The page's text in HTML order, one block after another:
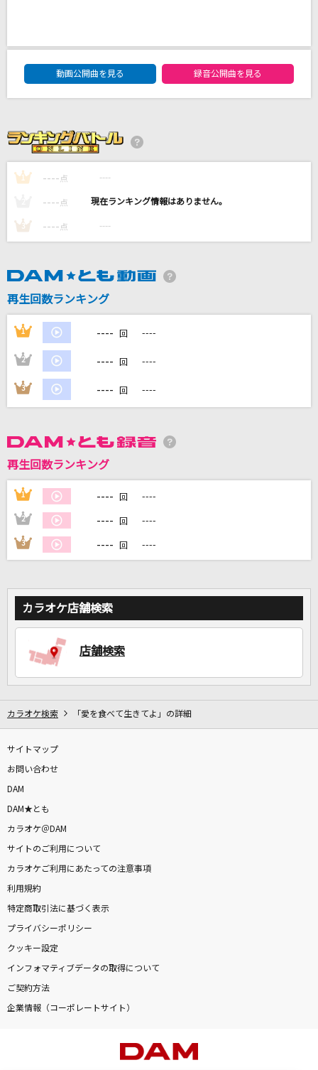
[生音]まっぴら御免
ロス・インディオス&シルヴィア
ガンパレード・マーチ～歌え友よ、力のかぎり
夜明けまで強がらなくてもいい
乃木坂46
DAMの新曲・ランキングなど
カラオケ最新情報をチェック！
カラオケをもっと楽しもう！
家族や友達と一緒に！練習にも！
DAM★ともボーカルエントリーランキング
動画公開曲を見る
録音公開曲を見る
1 ---- 点 ----
---- 点 ----
3 ---- 点 ----
再生回数ランキング
1 ---- 回 ----
2 ---- 回 ----
3 ---- 回 ----
再生回数ランキング
1 ---- 回 ----
2 ---- 回 ----
3 ---- 回 ----
カラオケ店舗検索
店舗検索
カラオケ検索 「愛を食べて生きてよ」の詳細
サイトマップ
お問い合わせ
DAM
DAM★とも
カラオケ＠DAM
サイトのご利用について
カラオケご利用にあたっての注意事項
利用規約
特定商取引法に基づく表示
プライバシーポリシー
クッキー設定
インフォマティブデータの取得について
ご契約方法
企業情報（コーポレートサイト）